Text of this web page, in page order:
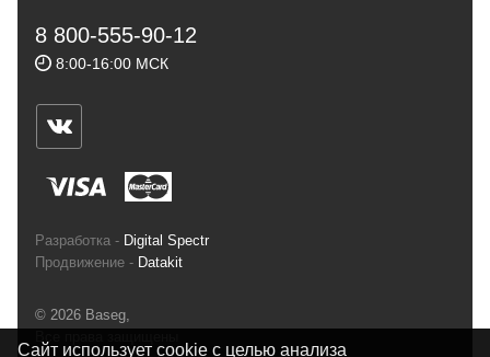
Геннадьевич
ИНН 590300057023 ОГРН 304590319000121
ул.Советская, 25, магазин Басег.
Тел./факс (342) 2101242
8 800-555-90-12
8:00-16:00 МСК
Разработка - Digital Spectr
Продвижение - Datakit
© 2026 Baseg,
Сайт использует cookie с целью анализа